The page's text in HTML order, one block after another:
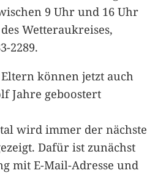
9 Uhr und 16 Uhr
Wetteraukreises,
2289.
können jetzt auch
Jahre geboostert
wird immer der nächste
Dafür ist zunächst
mit E-Mail-Adresse und